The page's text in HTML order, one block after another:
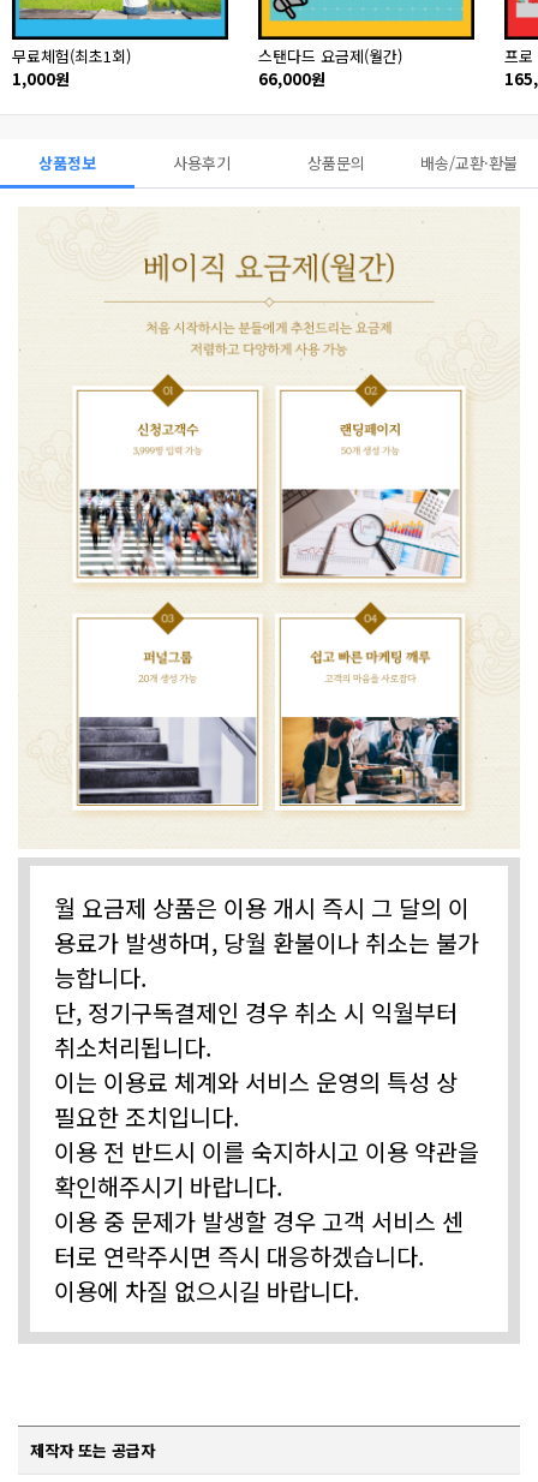
무료체험(최초1회)
1,000원
스탠다드 요금제(월간)
66,000원
프로
상품정보 사용후기 상품문의 배송/교환·환불
월 요금제 상품은 이용 개시 즉시 그 달의 이
용료가 발생하며, 당월 환불이나 취소는 불가
능합니다.
단, 정기구독결제인 경우 취소 시 익월부터
취소처리됩니다.
이는 이용료 체계와 서비스 운영의 특성 상
필요한 조치입니다.
이용 전 반드시 이를 숙지하시고 이용 약관을
확인해주시기 바랍니다.
이용 중 문제가 발생할 경우 고객 서비스 센
터로 연락주시면 즉시 대응하겠습니다.
이용에 차질 없으시길 바랍니다.
제작자 또는 공급자